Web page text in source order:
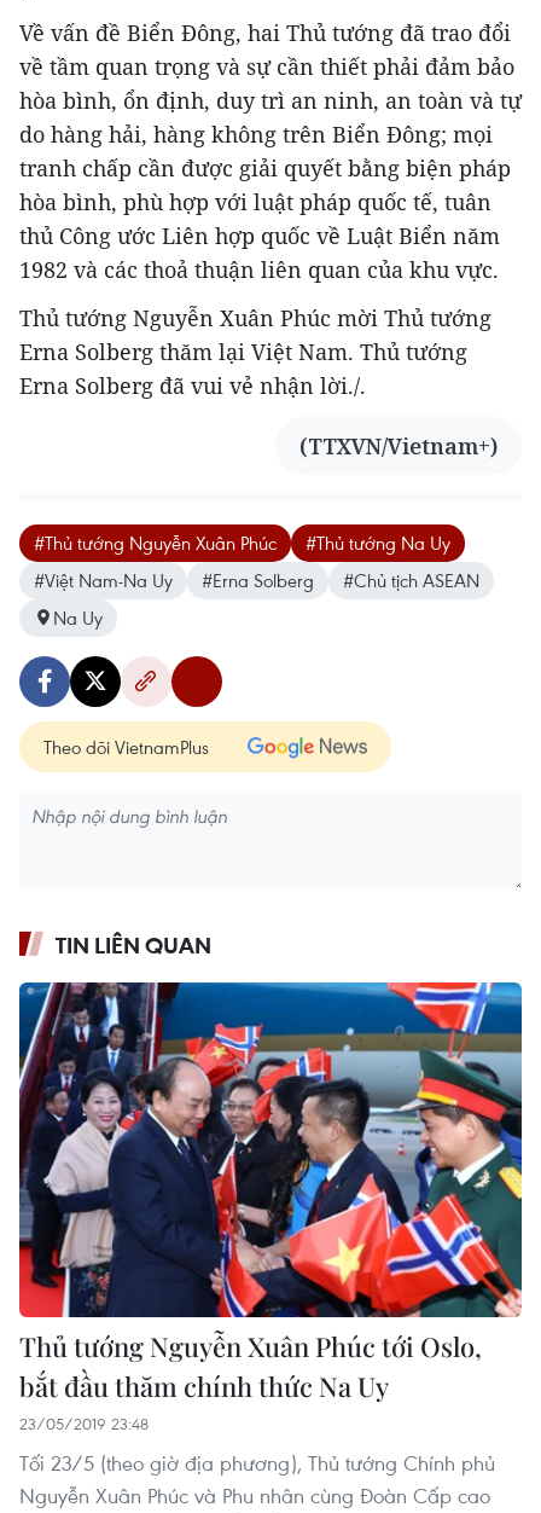
Về vấn đề Biển Đông, hai Thủ tướng đã trao đổi
về tầm quan trọng và sự cần thiết phải đảm bảo
hòa bình, ổn định, duy trì an ninh, an toàn và tự
do hàng hải, hàng không trên Biển Đông; mọi
tranh chấp cần được giải quyết bằng biện pháp
hòa bình, phù hợp với luật pháp quốc tế, tuân
thủ Công ước Liên hợp quốc về Luật Biển năm
1982 và các thoả thuận liên quan của khu vực.
Thủ tướng Nguyễn Xuân Phúc mời Thủ tướng
Erna Solberg thăm lại Việt Nam. Thủ tướng
Erna Solberg đã vui vẻ nhận lời./.
(TTXVN/Vietnam+)
#Thủ tướng Nguyễn Xuân Phúc
#Thủ tướng Na Uy
#Việt Nam-Na Uy
#Erna Solberg
#Chủ tịch ASEAN
Na Uy
Theo dõi VietnamPlus
TIN LIÊN QUAN
Thủ tướng Nguyễn Xuân Phúc tới Oslo,
bắt đầu thăm chính thức Na Uy
23/05/2019 23:48
Tối 23/5 (theo giờ địa phương), Thủ tướng Chính phủ
Nguyễn Xuân Phúc và Phu nhân cùng Đoàn Cấp cao